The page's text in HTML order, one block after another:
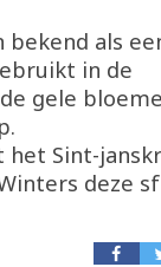
als
in de
gele
Sint-
deze